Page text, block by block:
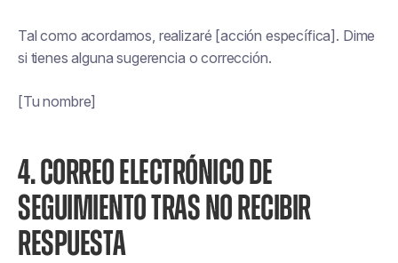
Tal como acordamos, realizaré [acción específica]. Dime
si tienes alguna sugerencia o corrección.
[Tu nombre]
4. CORREO ELECTRÓNICO DE
SEGUIMIENTO TRAS NO RECIBIR
RESPUESTA